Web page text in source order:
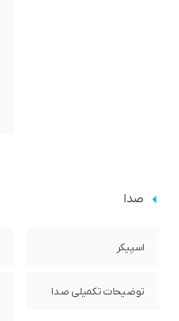
صدا
اسپیکر
توضیحات تکمیلی صدا